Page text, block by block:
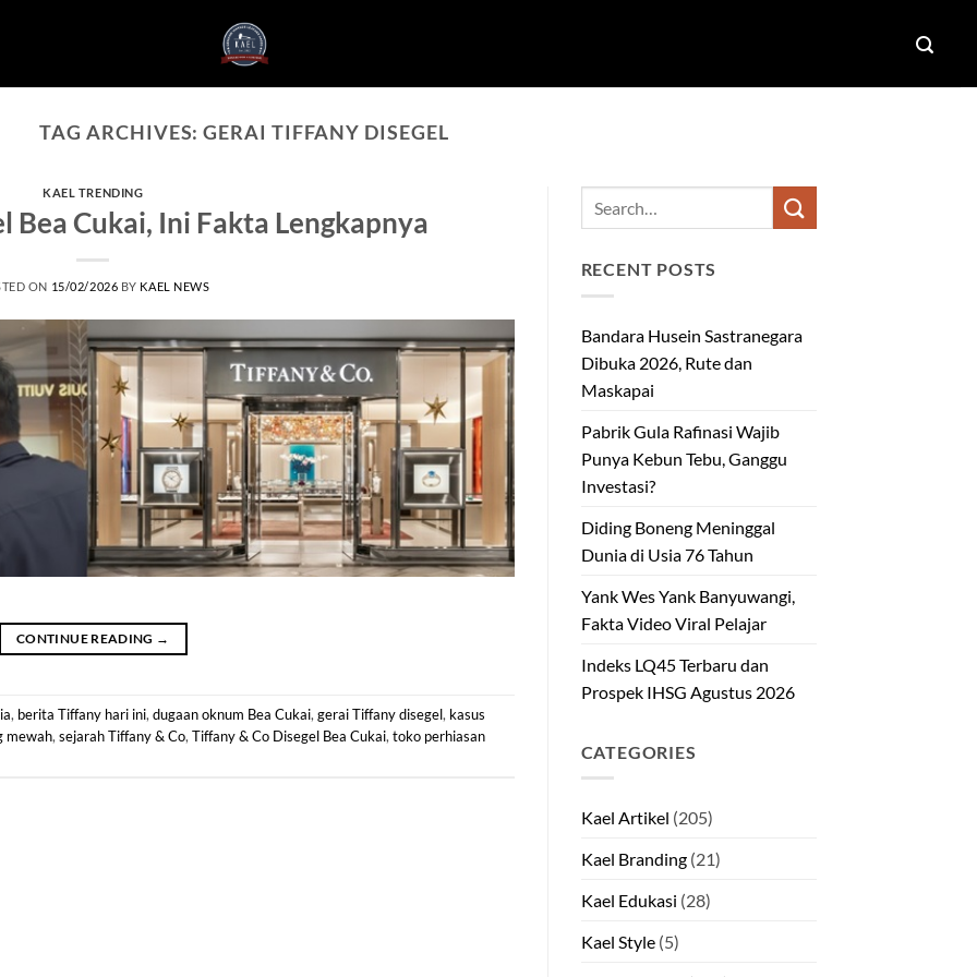
TAG ARCHIVES:GERAI TIFFANY DISEGEL
KAEL TRENDING
Bea Cukai, Ini Fakta Lengkapnya
ON 15/02/2026 BY KAEL NEWS
CONTINUE READING →
, berita Tiffany hari ini, dugaan oknum Bea Cukai, gerai Tiffany disegel, kasus
mewah, sejarah Tiffany & Co, Tiffany & Co Disegel Bea Cukai, toko perhiasan
RECENT POSTS
Bandara Husein Sastranegara
Dibuka 2026, Rute dan
Maskapai
Pabrik Gula Rafinasi Wajib
Punya Kebun Tebu, Ganggu
Investasi?
Diding Boneng Meninggal
Dunia di Usia 76 Tahun
Yank Wes Yank Banyuwangi,
Fakta Video Viral Pelajar
Indeks LQ45 Terbaru dan
Prospek IHSG Agustus 2026
CATEGORIES
Kael Artikel (205)
Kael Branding(21)
Kael Edukasi (28)
Kael Style(5)